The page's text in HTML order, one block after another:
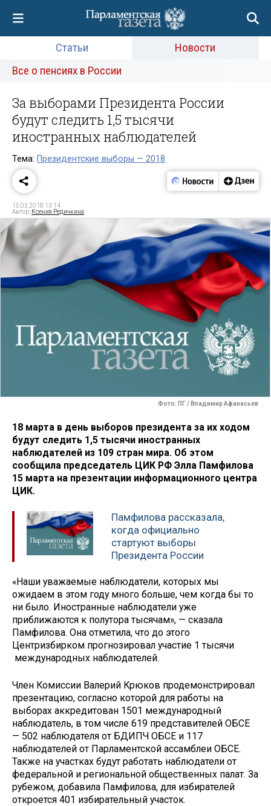
Статьи
Новости
Все о пенсиях в России
За выборами Президента России
будут следить 1,5 тысячи
иностранных наблюдателей
Тема: Президентские выборы — 2018
15.03.2018 13:14
Автор: Ксения Редичкина
Фото: ПГ / Владимир Афанасьев
18 марта в день выборов президента за их ходом
будут следить 1,5 тысячи иностранных
наблюдателей из 109 стран мира. Об этом
сообщила председатель ЦИК РФ Элла Памфилова
15 марта на презентации информационного центра
ЦИК.
Памфилова рассказала,
когда официально
стартуют выборы
Президента России
«Наши уважаемые наблюдатели, которых мы
ожидаем в этом году много больше, чем когда бы то
ни было. Иностранные наблюдатели уже
приближаются к полутора тысячам», — сказала
Памфилова. Она отметила, что до этого
Центризбирком прогнозировал участие 1 тысячи
международных наблюдателей.
Член Комиссии Валерий Крюков продемонстрировал
презентацию, согласно которой для работы на
выборах аккредитован 1501 международный
наблюдатель, в том числе 619 представителей ОБСЕ
— 502 наблюдателя от БДИПЧ ОБСЕ и 117
наблюдателей от Парламентской ассамблеи ОБСЕ.
Также на участках будут работать наблюдатели от
федеральной и региональной общественных палат. За
рубежом, добавила Памфилова, для избирателей
откроется 401 избирательный участок.